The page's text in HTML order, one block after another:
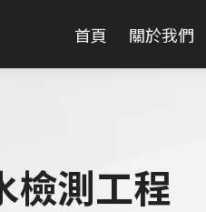
首頁 關於我們
檢測工程